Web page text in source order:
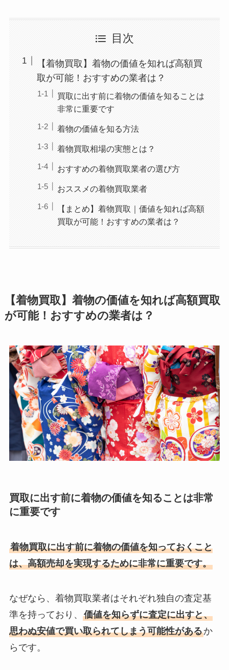
目次
【着物買取】着物の価値を知れば高額買
取が可能！おすすめの業者は？
買取に出す前に着物の価値を知ることは
非常に重要です
着物の価値を知る方法
着物買取相場の実態とは？
おすすめの着物買取業者の選び方
おススメの着物買取業者
【まとめ】着物買取｜価値を知れば高額
買取が可能！おすすめの業者は？
【着物買取】着物の価値を知れば高額買取
が可能！おすすめの業者は？
買取に出す前に着物の価値を知ることは非常
に重要です
着物買取に出す前に着物の価値を知っておくこと
は、高額売却を実現するために非常に重要です。
なぜなら、着物買取業者はそれぞれ独自の査定基
準を持っており、 価値を知らずに査定に出すと、
思わぬ安値で買い取られてしまう可能性があるか
らです。